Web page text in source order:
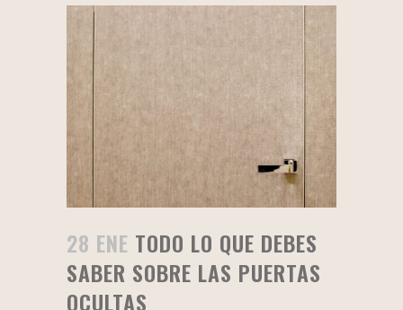
28 ENE TODO LO QUE DEBES
SABER SOBRE LAS PUERTAS
OCULTAS